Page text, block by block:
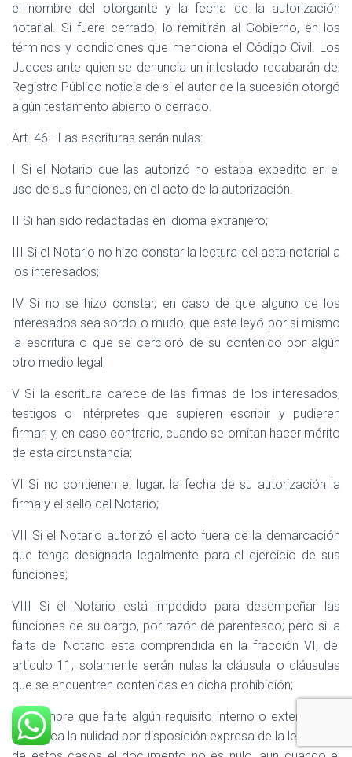
el nombre del otorgante y la fecha de la autorización
notarial. Si fuere cerrado, lo remitirán al Gobierno, en los
términos y condiciones que menciona el Código Civil. Los
Jueces ante quien se denuncia un intestado recabarán del
Registro Público noticia de si el autor de la sucesión otorgó
algún testamento abierto o cerrado.
Art. 46.- Las escrituras serán nulas:
I Si el Notario que las autorizó no estaba expedito en el
uso de sus funciones, en el acto de la autorización.
II Si han sido redactadas en idioma extranjero;
III Si el Notario no hizo constar la lectura del acta notarial a
los interesados;
IV Si no se hizo constar, en caso de que alguno de los
interesados sea sordo o mudo, que este leyó por si mismo
la escritura o que se cercioró de su contenido por algún
otro medio legal;
V Si la escritura carece de las firmas de los interesados,
testigos o intérpretes que supieren escribir y pudieren
firmar; y, en caso contrario, cuando se omitan hacer mérito
de esta circunstancia;
VI Si no contienen el lugar, la fecha de su autorización la
firma y el sello del Notario;
VII Si el Notario autorizó el acto fuera de la demarcación
que tenga designada legalmente para el ejercicio de sus
funciones;
VIII Si el Notario está impedido para desempeñar las
funciones de su cargo, por razón de parentesco; pero si la
falta del Notario esta comprendida en la fracción VI, del
articulo 11, solamente serán nulas la cláusula o cláusulas
que se encuentren contenidas en dicha prohibición;
IX Siempre que falte algún requisito interno o externo, que
produzca la nulidad por disposición expresa de la ley. Fuera